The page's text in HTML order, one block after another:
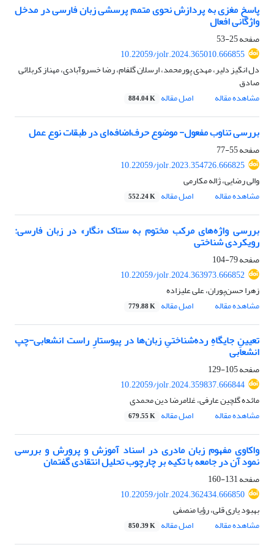
پاسخ مغزی به پردازش نحوی متمم پرسشی زبان فارسی در مدخل
واژگانی افعال
صفحه25-53
10.22059/jolr.2024.365010.666855
دل انگیز دلیر، مهدی پورمحمد، ارسلان گلفام، رضا خسروآبادی، مهناز کربلائی
صادق
مشاهده مقاله
اصل مقاله 884.04 K
بررسی تناوب مفعول- موضوع حرف‌اضافه‌ای در طبقات نوع عمل
صفحه55-77
10.22059/jolr.2023.354726.666825
والی رضایی، ژاله مکارمی
مشاهده مقاله
اصل مقاله 552.24 K
بررسی واژه‌های مرکب مختوم به ستاک «نگار» در زبان فارسی:
رویکردی شناختی
صفحه79-104
10.22059/jolr.2024.363973.666852
زهرا حسن‌پوران، علی علیزاده
مشاهده مقاله
اصل مقاله 779.88 K
تعیینِ جایگاهِ رده‌شناختیِ زبان‌ها در پیوستارِ راست انشعابی-چپ
انشعابی
صفحه105-129
10.22059/jolr.2024.359837.666844
مائده گلچین عارفی، غلامرضا دین محمدی
مشاهده مقاله
اصل مقاله 679.55 K
واکاوی مفهوم زبان مادری در اسناد آموزش و پرورش و بررسی
نمود آن در جامعه با تکیه بر چارچوب تحلیل انتقادی گفتمان
صفحه131-160
10.22059/jolr.2024.362434.666850
بهبود یاری قلی، رؤیا منصفی
مشاهده مقاله
اصل مقاله 850.39 K